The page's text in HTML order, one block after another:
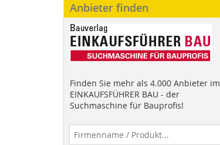
Anbieter finden
Finden Sie mehr als 4.000 Anbieter im
EINKAUFSFÜHRER BAU - der
Suchmaschine für Bauprofis!